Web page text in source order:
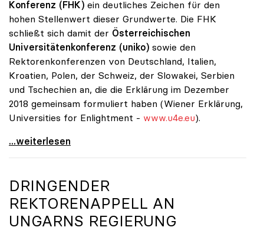
Konferenz (FHK) ein deutliches Zeichen für den
hohen Stellenwert dieser Grundwerte. Die FHK
schließt sich damit der Österreichischen
Universitätenkonferenz (uniko) sowie den
Rektorenkonferenzen von Deutschland, Italien,
Kroatien, Polen, der Schweiz, der Slowakei, Serbien
und Tschechien an, die die Erklärung im Dezember
2018 gemeinsam formuliert haben (Wiener Erklärung,
Universities for Enlightment - www.u4e.eu).
Unis und FH setzen Zeichen für Grundwerte des
...weiterlesen
DRINGENDER
REKTORENAPPELL AN
UNGARNS REGIERUNG